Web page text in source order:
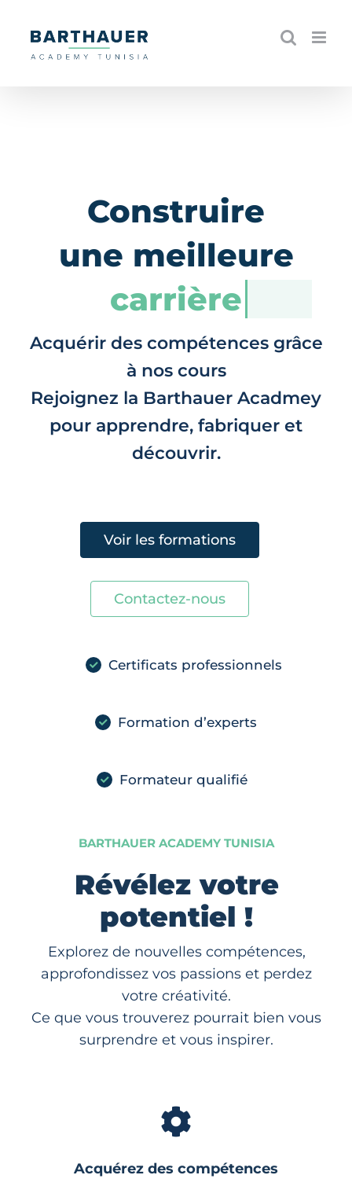
content
Construire
une meilleure
carrière
Acquérir des compétences grâce
à nos cours
Rejoignez la Barthauer Acadmey
pour apprendre, fabriquer et
découvrir.
Voir les formations
Contactez-nous
Certificats professionnels
Formation d’experts
Formateur qualifié
BARTHAUER ACADEMY TUNISIA
Révélez votre
potentiel !
Explorez de nouvelles compétences,
approfondissez vos passions et perdez
votre créativité.
Ce que vous trouverez pourrait bien vous
surprendre et vous inspirer.
Acquérez des compétences